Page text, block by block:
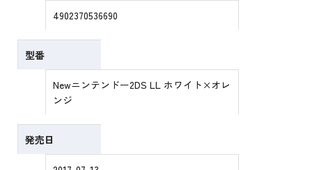
4902370536690
型番
Newニンテンドー2DS LL ホワイト×オレ
ンジ
発売日